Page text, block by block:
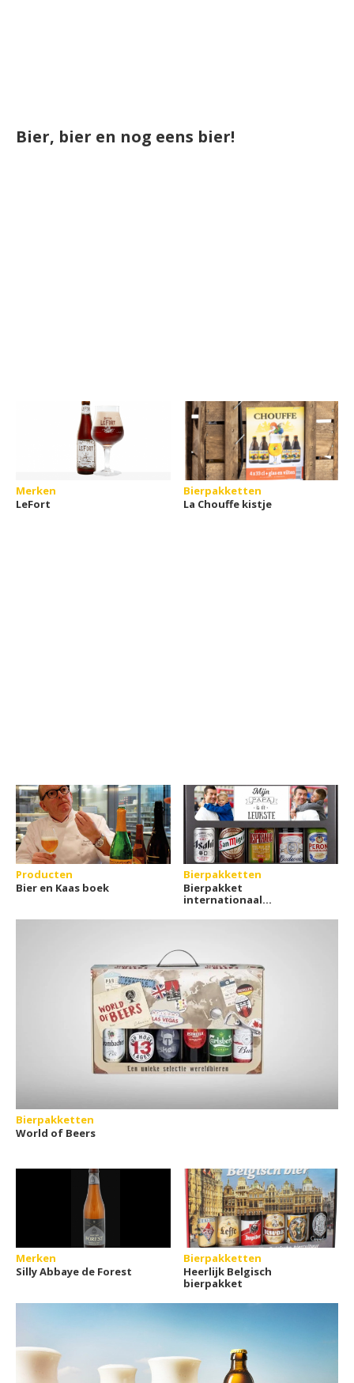
Bier, bier en nog eens bier!
Merken
LeFort
Bierpakketten
La Chouffe kistje
Producten
Bier en Kaas boek
Bierpakketten
Bierpakket
internationaal
Bierpakketten
World of Beers
Merken
Silly Abbaye de Forest
Bierpakketten
Heerlijk Belgisch
bierpakket